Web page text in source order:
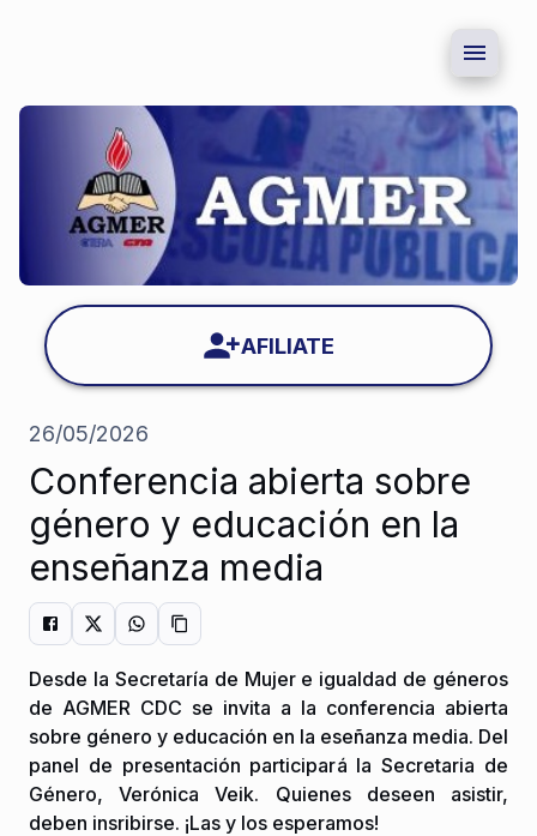
AFILIATE
26/05/2026
Conferencia abierta sobre
género y educación en la
enseñanza media
Desde la Secretaría de Mujer e igualdad de géneros
de AGMER CDC se invita a la conferencia abierta
sobre género y educación en la eseñanza media. Del
panel de presentación participará la Secretaria de
Género, Verónica Veik. Quienes deseen asistir,
deben insribirse. ¡Las y los esperamos!